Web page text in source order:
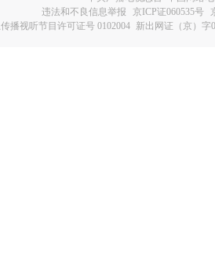
违法和不良信息举报
京ICP证060535号
播视听节目许可证号 0102004 新出网证（京）